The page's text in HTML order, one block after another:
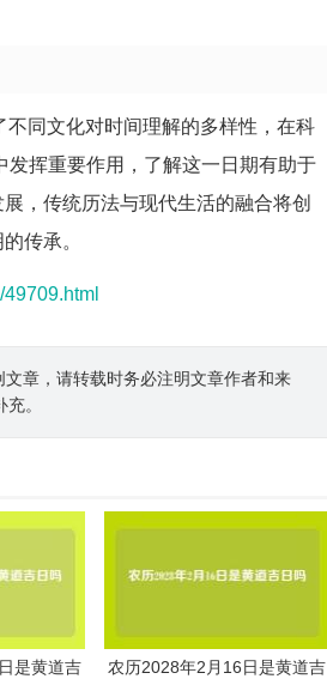
同文化对时间理解的多样性，在科
挥重要作用，了解这一日期有助于
，传统历法与现代生活的融合将创
传承。
章，请转载时务必注明文章作者和来
。
是黄道吉
农历2028年2月16日是黄道吉